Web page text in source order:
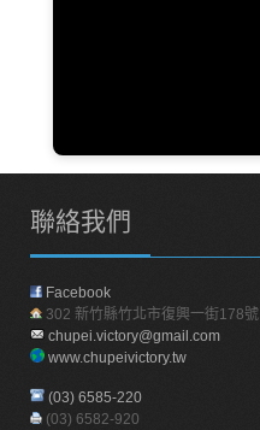
聯絡我們
Facebook
302 新竹縣竹北市復興一街178號
chupei.victory@gmail.com
www.chupeivictory.tw
(03) 6585-220
(03) 6582-920